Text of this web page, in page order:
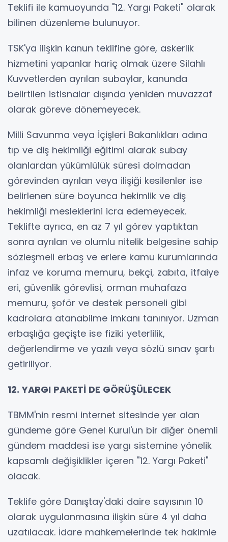
Teklifi ile kamuoyunda "12. Yargı Paketi" olarak
bilinen düzenleme bulunuyor.
TSK'ya ilişkin kanun teklifine göre, askerlik
hizmetini yapanlar hariç olmak üzere Silahlı
Kuvvetlerden ayrılan subaylar, kanunda
belirtilen istisnalar dışında yeniden muvazzaf
olarak göreve dönemeyecek.
Milli Savunma veya İçişleri Bakanlıkları adına
tıp ve diş hekimliği eğitimi alarak subay
olanlardan yükümlülük süresi dolmadan
görevinden ayrılan veya ilişiği kesilenler ise
belirlenen süre boyunca hekimlik ve diş
hekimliği mesleklerini icra edemeyecek.
Teklifte ayrıca, en az 7 yıl görev yaptıktan
sonra ayrılan ve olumlu nitelik belgesine sahip
sözleşmeli erbaş ve erlere kamu kurumlarında
infaz ve koruma memuru, bekçi, zabıta, itfaiye
eri, güvenlik görevlisi, orman muhafaza
memuru, şoför ve destek personeli gibi
kadrolara atanabilme imkanı tanınıyor. Uzman
erbaşlığa geçişte ise fiziki yeterlilik,
değerlendirme ve yazılı veya sözlü sınav şartı
getiriliyor.
12. YARGI PAKETİ DE GÖRÜŞÜLECEK
TBMM'nin resmi internet sitesinde yer alan
gündeme göre Genel Kurul'un bir diğer önemli
gündem maddesi ise yargı sistemine yönelik
kapsamlı değişiklikler içeren "12. Yargı Paketi"
olacak.
Teklife göre Danıştay'daki daire sayısının 10
olarak uygulanmasına ilişkin süre 4 yıl daha
uzatılacak. İdare mahkemelerinde tek hakimle